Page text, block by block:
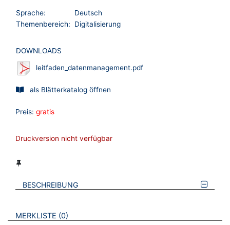
Sprache:
Deutsch
Themenbereich:
Digitalisierung
DOWNLOADS
leitfaden_datenmanagement.pdf
als Blätterkatalog öffnen
Preis: gratis
Druckversion nicht verfügbar
BESCHREIBUNG
VERWEISE AUF VERMERKTE- ODER ZULETZT ANGESEHENE
MERKLISTE 0 BROSCHÜREN